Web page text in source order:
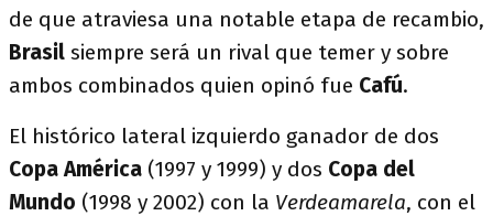
de que atraviesa una notable etapa de recambio,
Brasil siempre será un rival que temer y sobre
ambos combinados quien opinó fue Cafú.
El histórico lateral izquierdo ganador de dos
Copa América (1997 y 1999) y dos Copa del
Mundo (1998 y 2002) con la Verdeamarela, con el